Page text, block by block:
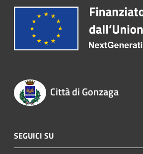
Città di Gonzaga
SEGUICI SU